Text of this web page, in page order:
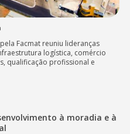
Facmat reuniu lideranças
logística, comércio
qualificação profissional e
à moradia e à